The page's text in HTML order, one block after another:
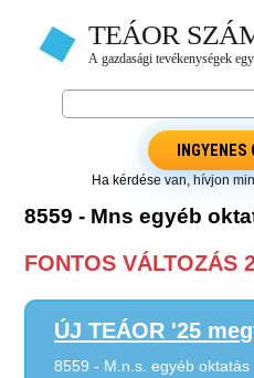
INGYENES
Ha kérdése van, hívjon
8559 - Mns egyéb
FONTOS VÁLTOZÁS
ÚJ TEÁOR '25
8559 - M.n.s. egyéb oktatás